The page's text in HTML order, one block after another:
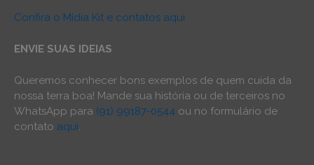
Confira o Mídia Kit e contatos aqui
ENVIE SUAS IDEIAS
Queremos conhecer bons exemplos de quem cuida da
nossa terra boa! Mande sua história ou de terceiros no
WhatsApp para (91) 99187-0544 ou no formulário de
contato aqui.